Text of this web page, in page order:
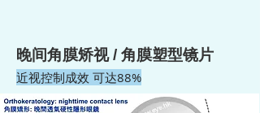
晚间角膜矫视 / 角膜塑型镜片
近视控制成效 可达88%